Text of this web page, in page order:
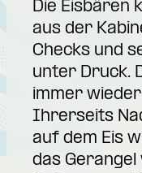
Die Eisbären
aus der
Checks und
unter Druck.
immer
Ihrerseits
auf dem Eis
das Gerangel